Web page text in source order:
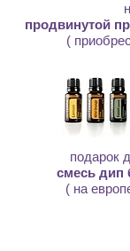
продвинутой
(
подарок
смесь дип
( на